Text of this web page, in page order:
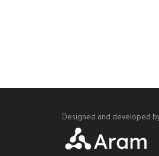
Designed and developed